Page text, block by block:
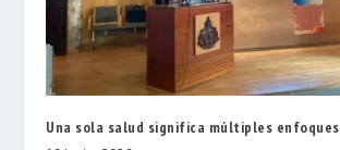
Una sola salud significa múltiples enfoques